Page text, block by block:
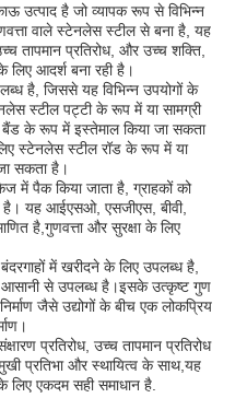
उत्पाद है जो व्यापक रूप से विभिन्न
वाले स्टेनलेस स्टील से बना है, यह
तापमान प्रतिरोध, और उच्च शक्ति,
आदर्श बना रही है।
है, जिससे यह विभिन्न उपयोगों के
स्टील पट्टी के रूप में या सामग्री
के रूप में इस्तेमाल किया जा सकता
स्टेनलेस स्टील रॉड के रूप में या
सकता है।
में पैक किया जाता है, ग्राहकों को
है। यह आईएसओ, एसजीएस, बीवी,
है,गुणवत्ता और सुरक्षा के लिए
में खरीदने के लिए उपलब्ध है,
आसानी से उपलब्ध है।इसके उत्कृष्ट गुण
जैसे उद्योगों के बीच एक लोकप्रिय
प्रतिरोध, उच्च तापमान प्रतिरोध
प्रतिभा और स्थायित्व के साथ,यह
एकदम सही समाधान है.